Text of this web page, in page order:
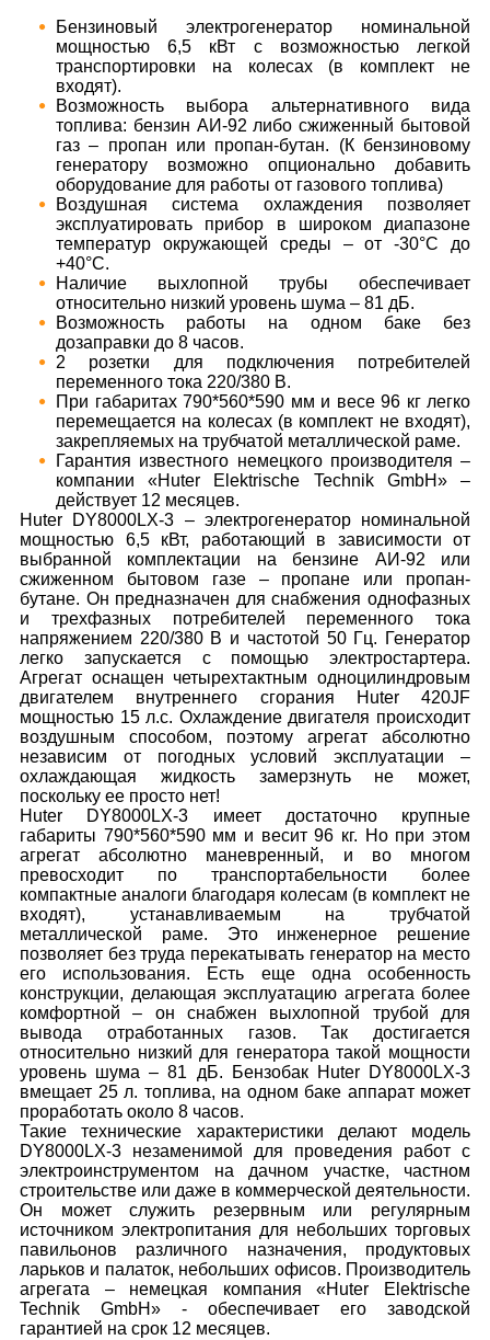
Бензиновый электрогенератор номинальной
мощностью 6,5 кВт с возможностью легкой
транспортировки на колесах (в комплект не
входят).
Возможность выбора альтернативного вида
топлива: бензин АИ-92 либо сжиженный бытовой
газ – пропан или пропан-бутан. (К бензиновому
генератору возможно опционально добавить
оборудование для работы от газового топлива)
Воздушная система охлаждения позволяет
эксплуатировать прибор в широком диапазоне
температур окружающей среды – от -30°С до
+40°С.
Наличие выхлопной трубы обеспечивает
относительно низкий уровень шума – 81 дБ.
Возможность работы на одном баке без
дозаправки до 8 часов.
2 розетки для подключения потребителей
переменного тока 220/380 В.
При габаритах 790*560*590 мм и весе 96 кг легко
перемещается на колесах (в комплект не входят),
закрепляемых на трубчатой металлической раме.
Гарантия известного немецкого производителя –
компании «Huter Elektrische Technik GmbH» –
действует 12 месяцев.
Huter DY8000LX-3 – электрогенератор номинальной
мощностью 6,5 кВт, работающий в зависимости от
выбранной комплектации на бензине АИ-92 или
сжиженном бытовом газе – пропане или пропан-
бутане. Он предназначен для снабжения однофазных
и трехфазных потребителей переменного тока
напряжением 220/380 В и частотой 50 Гц. Генератор
легко запускается с помощью электростартера.
Агрегат оснащен четырехтактным одноцилиндровым
двигателем внутреннего сгорания Huter 420JF
мощностью 15 л.с. Охлаждение двигателя происходит
воздушным способом, поэтому агрегат абсолютно
независим от погодных условий эксплуатации –
охлаждающая жидкость замерзнуть не может,
поскольку ее просто нет!
Huter DY8000LX-3 имеет достаточно крупные
габариты 790*560*590 мм и весит 96 кг. Но при этом
агрегат абсолютно маневренный, и во многом
превосходит по транспортабельности более
компактные аналоги благодаря колесам (в комплект не
входят), устанавливаемым на трубчатой
металлической раме. Это инженерное решение
позволяет без труда перекатывать генератор на место
его использования. Есть еще одна особенность
конструкции, делающая эксплуатацию агрегата более
комфортной – он снабжен выхлопной трубой для
вывода отработанных газов. Так достигается
относительно низкий для генератора такой мощности
уровень шума – 81 дБ. Бензобак Huter DY8000LX-3
вмещает 25 л. топлива, на одном баке аппарат может
проработать около 8 часов.
Такие технические характеристики делают модель
DY8000LX-3 незаменимой для проведения работ с
электроинструментом на дачном участке, частном
строительстве или даже в коммерческой деятельности.
Он может служить резервным или регулярным
источником электропитания для небольших торговых
павильонов различного назначения, продуктовых
ларьков и палаток, небольших офисов. Производитель
агрегата – немецкая компания «Huter Elektrische
Technik GmbH» - обеспечивает его заводской
гарантией на срок 12 месяцев.